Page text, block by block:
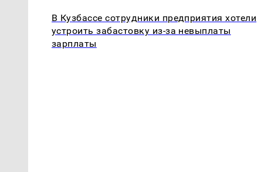
В Кузбассе сотрудники предприятия хотели
устроить забастовку из-за невыплаты
зарплаты